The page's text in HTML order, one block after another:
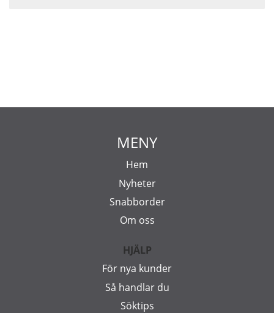
MENY
Hem
Nyheter
Snabborder
Om oss
HJÄLP
För nya kunder
Så handlar du
Söktips